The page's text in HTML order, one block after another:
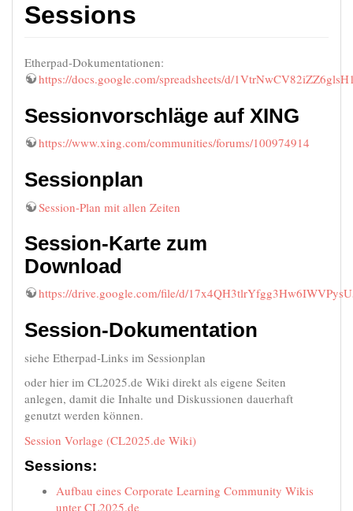
Sessions
Etherpad-Dokumentationen:
https://docs.google.com/spreadsheets/d/
Sessionvorschläge auf XING
https://www.xing.com/communities/forums/100974914
Sessionplan
Session-Plan mit allen Zeiten
Session-Karte zum
Download
https://drive.google.com/file/d/
Session-Dokumentation
siehe Etherpad-Links im Sessionplan
oder hier im CL2025.de Wiki direkt als eigene Seiten
anlegen, damit die Inhalte und Diskussionen dauerhaft
genutzt werden können.
Session Vorlage (CL2025.de Wiki)
Sessions:
Aufbau eines Corporate Learning Community Wikis
unter CL2025.de